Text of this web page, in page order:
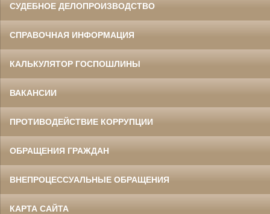
СУДЕБНОЕ ДЕЛОПРОИЗВОДСТВО
СПРАВОЧНАЯ ИНФОРМАЦИЯ
КАЛЬКУЛЯТОР ГОСПОШЛИНЫ
ВАКАНСИИ
ПРОТИВОДЕЙСТВИЕ КОРРУПЦИИ
ОБРАЩЕНИЯ ГРАЖДАН
ВНЕПРОЦЕССУАЛЬНЫЕ ОБРАЩЕНИЯ
КАРТА САЙТА